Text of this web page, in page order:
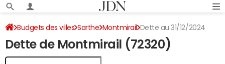
Budgets des villes Sarthe Montmirail Dette au 31/12/2024
Dette de Montmirail (72320)